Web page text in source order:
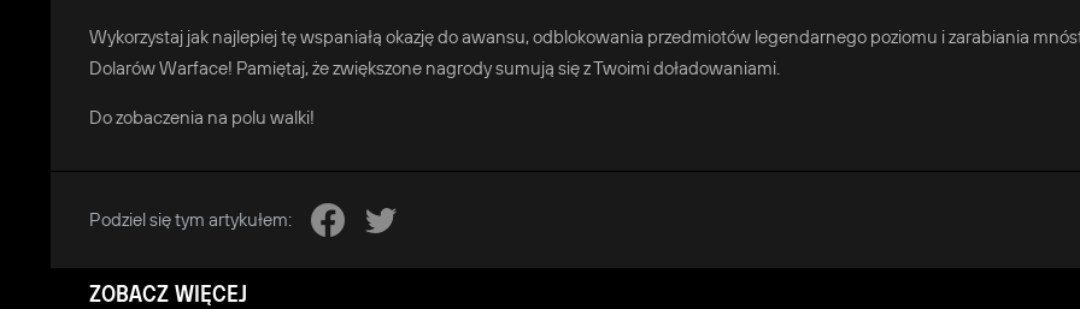
Wykorzystaj jak najlepiej tę wspaniałą okazję do awansu, odblokowania przedmiotów legendarnego poziomu i zarabiania
Dolarów Warface! Pamiętaj, że zwiększone nagrody sumują się z Twoimi doładowaniami.
Do zobaczenia na polu walki!
Podziel się tym artykułem:
ZOBACZ WIĘCEJ